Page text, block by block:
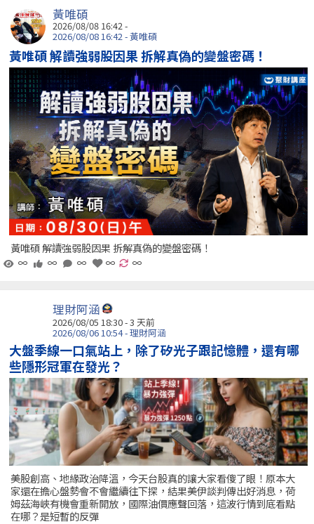
黃唯碩
2026/08/08 16:42 -
2026/08/08 16:42 - 黃唯碩
黃唯碩 解讀強弱股因果 拆解真偽的變盤密碼！
黃唯碩 解讀強弱股因果 拆解真偽的變盤密碼！
∞
∞ ∞ ∞ ∞
理財阿涵
2026/08/05 18:30 - 3 天前
2026/08/06 10:54 - 理財阿涵
大盤季線一口氣站上，除了矽光子跟記憶體，還有哪
些隱形冠軍在發光？
美股創高、地緣政治降溫，今天台股真的讓大家看傻了眼！原本大
家還在擔心盤勢會不會繼續往下探，結果美伊談判傳出好消息，荷
姆茲海峽有機會重新開放，國際油價應聲回落，這波行情到底看點
在哪？是短暫的反彈